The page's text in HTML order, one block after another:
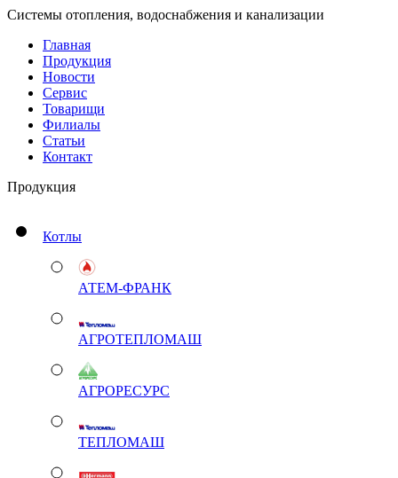
Системы отопления, водоснабжения и канализации
Главная
Продукция
Новости
Сервис
Товарищи
Филиалы
Статьи
Контакт
Продукция
Котлы
АТЕМ-ФРАНК
АГРОТЕПЛОМАШ
АГРОРЕСУРС
ТЕПЛОМАШ